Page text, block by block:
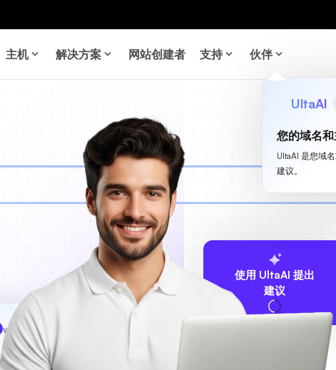
主机 解决方案 网站创建者 支持 伙伴
UltaAI
您的域名
UltaAI 是您域
建议。
使用 UltaAI 提出
建议
www MyCafe